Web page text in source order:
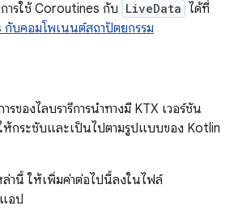
ารใช้ Coroutines กับ LiveData ได้ที่
บคอมโพเนนต์สถาปัตยกรรม
ของไลบรารีการนำทางมี KTX เวอร์ชัน
ห้กระชับและเป็นไปตามรูปแบบของ Kotlin
ล่านี้ ให้เพิ่มค่าต่อไปนี้ลงในไฟล์
อป